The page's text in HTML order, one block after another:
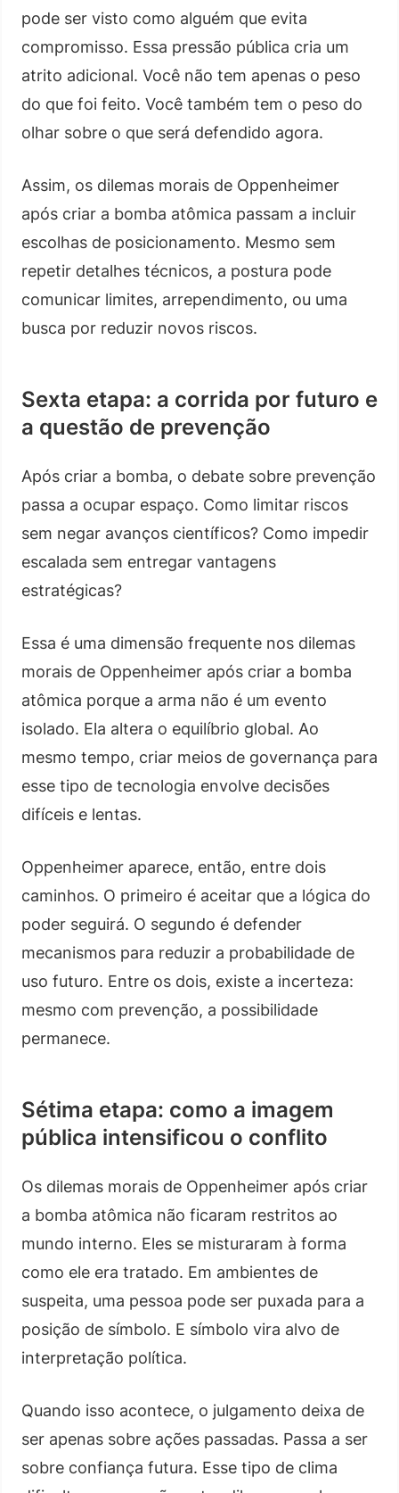
pode ser visto como alguém que evita
compromisso. Essa pressão pública cria um
atrito adicional. Você não tem apenas o peso
do que foi feito. Você também tem o peso do
olhar sobre o que será defendido agora.
Assim, os dilemas morais de Oppenheimer
após criar a bomba atômica passam a incluir
escolhas de posicionamento. Mesmo sem
repetir detalhes técnicos, a postura pode
comunicar limites, arrependimento, ou uma
busca por reduzir novos riscos.
Sexta etapa: a corrida por futuro e
a questão de prevenção
Após criar a bomba, o debate sobre prevenção
passa a ocupar espaço. Como limitar riscos
sem negar avanços científicos? Como impedir
escalada sem entregar vantagens
estratégicas?
Essa é uma dimensão frequente nos dilemas
morais de Oppenheimer após criar a bomba
atômica porque a arma não é um evento
isolado. Ela altera o equilíbrio global. Ao
mesmo tempo, criar meios de governança para
esse tipo de tecnologia envolve decisões
difíceis e lentas.
Oppenheimer aparece, então, entre dois
caminhos. O primeiro é aceitar que a lógica do
poder seguirá. O segundo é defender
mecanismos para reduzir a probabilidade de
uso futuro. Entre os dois, existe a incerteza:
mesmo com prevenção, a possibilidade
permanece.
Sétima etapa: como a imagem
pública intensificou o conflito
Os dilemas morais de Oppenheimer após criar
a bomba atômica não ficaram restritos ao
mundo interno. Eles se misturaram à forma
como ele era tratado. Em ambientes de
suspeita, uma pessoa pode ser puxada para a
posição de símbolo. E símbolo vira alvo de
interpretação política.
Quando isso acontece, o julgamento deixa de
ser apenas sobre ações passadas. Passa a ser
sobre confiança futura. Esse tipo de clima